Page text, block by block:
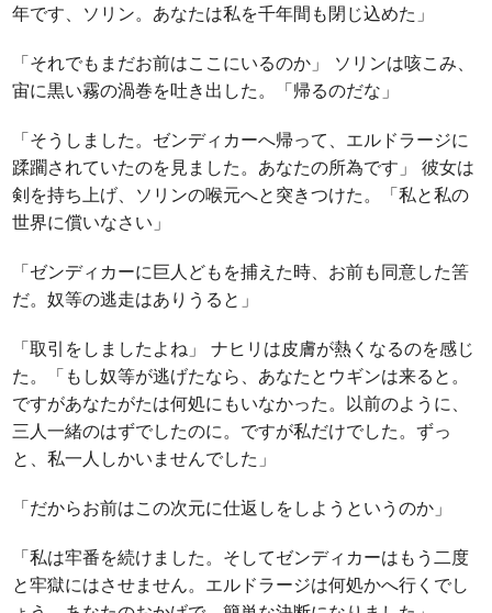
年です、ソリン。あなたは私を千年間も閉じ込めた」
「それでもまだお前はここにいるのか」 ソリンは咳こみ、
宙に黒い霧の渦巻を吐き出した。「帰るのだな」
「そうしました。ゼンディカーへ帰って、エルドラージに
蹂躙されていたのを見ました。あなたの所為です」 彼女は
剣を持ち上げ、ソリンの喉元へと突きつけた。「私と私の
世界に償いなさい」
「ゼンディカーに巨人どもを捕えた時、お前も同意した筈
だ。奴等の逃走はありうると」
「取引をしましたよね」 ナヒリは皮膚が熱くなるのを感じ
た。「もし奴等が逃げたなら、あなたとウギンは来ると。
ですがあなたがたは何処にもいなかった。以前のように、
三人一緒のはずでしたのに。ですが私だけでした。ずっ
と、私一人しかいませんでした」
「だからお前はこの次元に仕返しをしようというのか」
「私は牢番を続けました。そしてゼンディカーはもう二度
と牢獄にはさせません。エルドラージは何処かへ行くでし